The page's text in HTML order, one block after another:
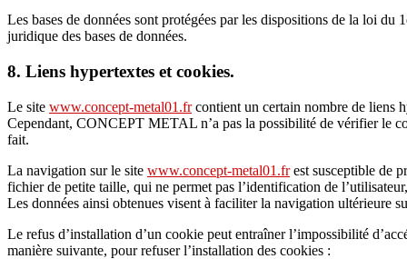
Les bases de données sont protégées par les dispositions de la loi
juridique des bases de données.
8. Liens hypertextes et cookies.
Le site www.concept-metal01.frcontient un certain nombre de liens
Cependant, CONCEPT METAL n’a pas la possibilité de vérifier le
fait.
La navigation sur le site www.concept-metal01.frest susceptible de
fichier de petite taille, qui ne permet pas l’identification de
Les données ainsi obtenues visent à faciliter la navigation ultérieure
Le refus d’installation d’un cookie peut entraîner l’impossibilité
manière suivante, pour refuser l’installation des cookies :